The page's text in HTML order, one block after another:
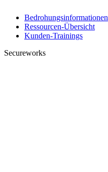
Bedrohungsinformationen
Ressourcen-Übersicht
Kunden-Trainings
Secureworks